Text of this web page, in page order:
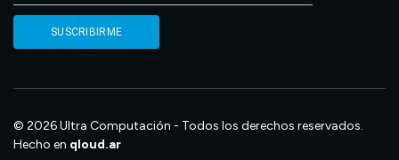
© 2026 Ultra Computación - Todos los derechos reservados.
Hecho en qloud.ar